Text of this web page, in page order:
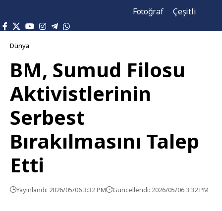
Fotoğraf
Çeşitli
Dünya
BM, Sumud Filosu
Aktivistlerinin
Serbest
Bırakılmasını Talep
Etti
Yayınlandı: 2026/05/06 3:32 PM Güncellendi: 2026/05/06 3:32 PM